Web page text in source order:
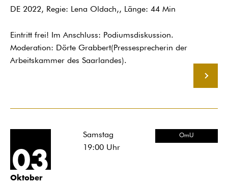
DE 2022, Regie: Lena Oldach,, Länge: 44 Min
Eintritt frei! Im Anschluss: Podiumsdiskussion.
Moderation: Dörte Grabbert(Pressesprecherin der
Arbeitskammer des Saarlandes).
03
Oktober
Samstag
19:00Uhr
OmU